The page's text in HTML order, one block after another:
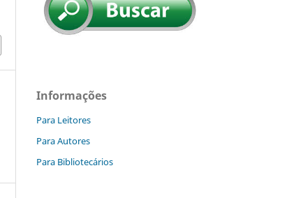
Informações
Para Leitores
Para Autores
Para Bibliotecários